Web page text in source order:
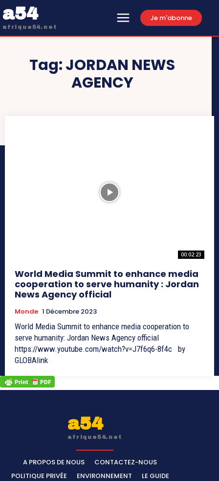
a54
afrique54.net
Je m'abonne
Tag:JORDAN NEWS
AGENCY
00:02:23
World Media Summit to enhance media
cooperation to serve humanity : Jordan
News Agency official
Monde 1 Décembre 2023
World Media Summit to enhance media cooperation to
serve humanity: Jordan News Agency official
https://www.youtube.com/watch?v=J7f6q6-8f4c by
a54
afrique54.net
A PROPOS DE NOUS
CONTACTEZ-NOUS
POLITIQUE PRIVÉE
ENVIRONNEMENT
LE GUIDE